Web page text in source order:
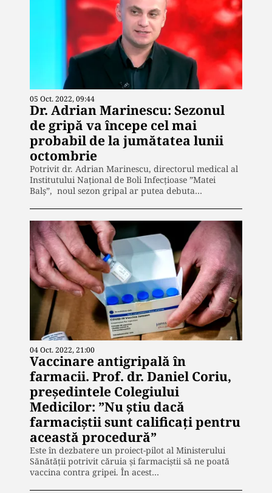
05 Oct. 2022, 09:44
Dr. Adrian Marinescu: Sezonul
de gripă va începe cel mai
probabil de la jumătatea lunii
octombrie
Potrivit dr. Adrian Marinescu, directorul medical al
Institutului Național de Boli Infecțioase ”Matei
Balș”, noul sezon gripal ar putea debuta…
04 Oct. 2022, 21:00
Vaccinare antigripală în
farmacii. Prof. dr. Daniel Coriu,
președintele Colegiului
Medicilor: ”Nu ştiu dacă
farmaciştii sunt calificaţi pentru
această procedură”
Este în dezbatere un proiect-pilot al Ministerului
Sănătății potrivit căruia și farmaciștii să ne poată
vaccina contra gripei. În acest…